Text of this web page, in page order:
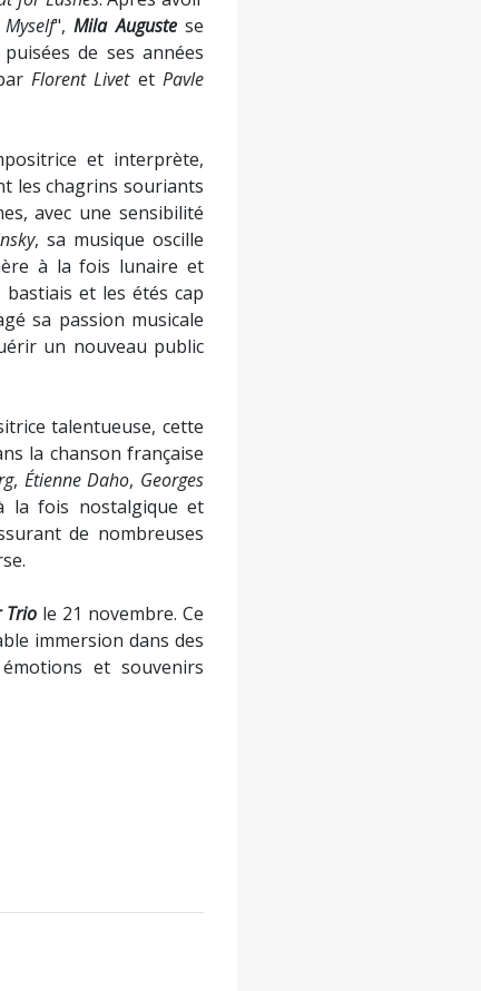
CONTACT
04 95 28 79 41
EMAIL REDACTION :